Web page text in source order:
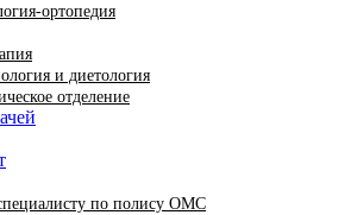
ортопедия
и диетология
отделение
по полису ОМС